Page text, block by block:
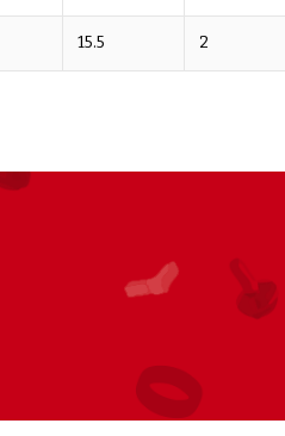
15.5 2